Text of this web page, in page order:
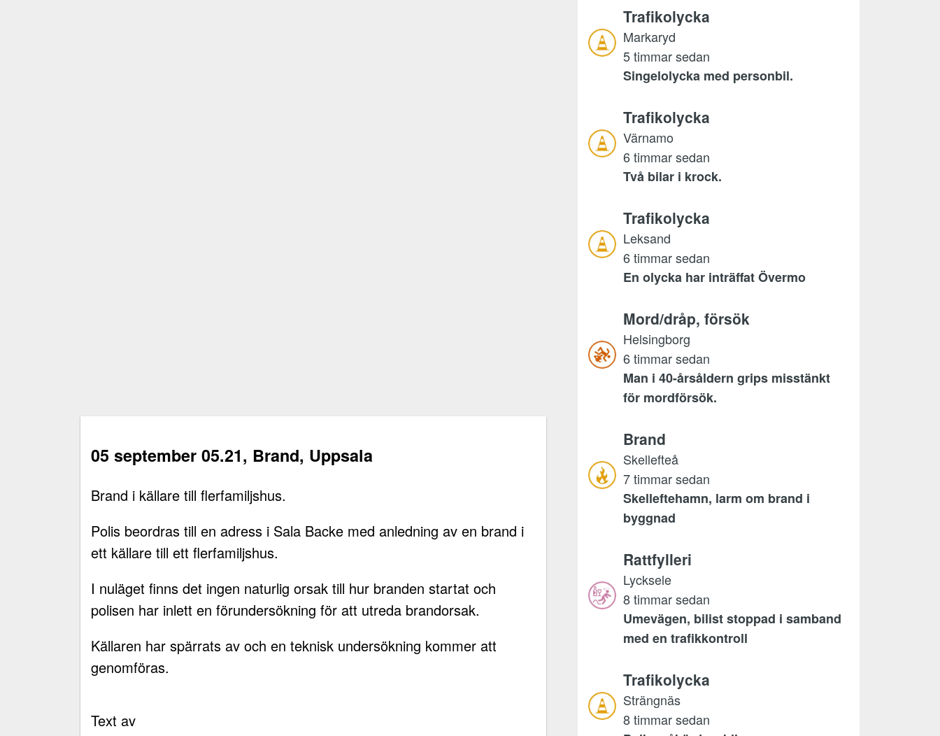
05 september 05.21, Brand, Uppsala
Brand i källare till flerfamiljshus.
Polis beordras till en adress i Sala Backe med anledning av en brand i
ett källare till ett flerfamiljshus.
I nuläget finns det ingen naturlig orsak till hur branden startat och
polisen har inlett en förundersökning för att utreda brandorsak.
Källaren har spärrats av och en teknisk undersökning kommer att
genomföras.
Text av
Trafikolycka
Markaryd
5 timmar sedan
Singelolycka med personbil.
Trafikolycka
Värnamo
6 timmar sedan
Två bilar i krock.
Trafikolycka
Leksand
6 timmar sedan
En olycka har inträffat Övermo
Mord/dråp, försök
Helsingborg
6 timmar sedan
Man i 40-årsåldern grips misstänkt
för mordförsök.
Brand
Skellefteå
7 timmar sedan
Skelleftehamn, larm om brand i
byggnad
Rattfylleri
Lycksele
8 timmar sedan
Umevägen, bilist stoppad i samband
med en trafikkontroll
Trafikolycka
Strängnäs
8 timmar sedan